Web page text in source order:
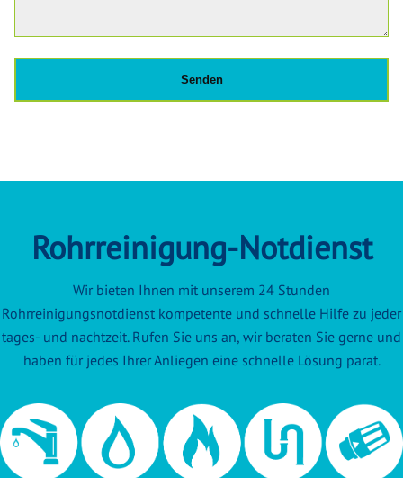
Rohrreinigung-Notdienst
Wir bieten Ihnen mit unserem 24 Stunden
Rohrreinigungsnotdienst kompetente und schnelle Hilfe zu jeder
tages- und nachtzeit. Rufen Sie uns an, wir beraten Sie gerne und
haben für jedes Ihrer Anliegen eine schnelle Lösung parat.